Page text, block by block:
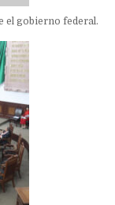
el gobierno federal.